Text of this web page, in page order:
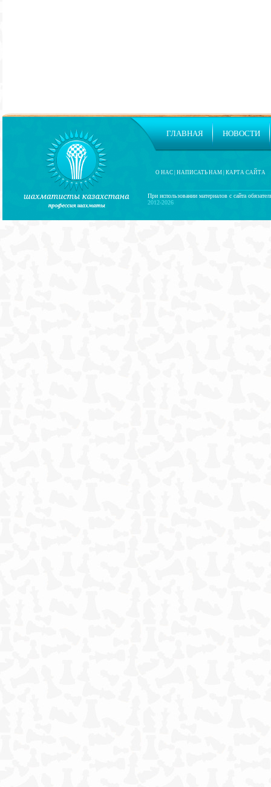
При использовании материалов с сайта
2012-2026
О НАС НАПИСАТЬ НАМ КАРТА САЙТА
ГЛАВНАЯ НОВОСТИ